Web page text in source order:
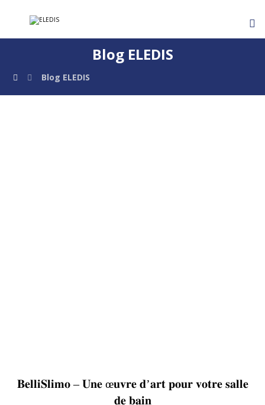
Blog ELEDIS
Blog ELEDIS
𝐁𝐞𝐥𝐥𝐢𝐒𝐥𝐢𝐦𝐨 – 𝐔𝐧𝐞 œ𝐮𝐯𝐫𝐞 𝐝’𝐚𝐫𝐭 𝐩𝐨𝐮𝐫 𝐯𝐨𝐭𝐫𝐞 𝐬𝐚𝐥𝐥𝐞
𝐝𝐞 𝐛𝐚𝐢𝐧